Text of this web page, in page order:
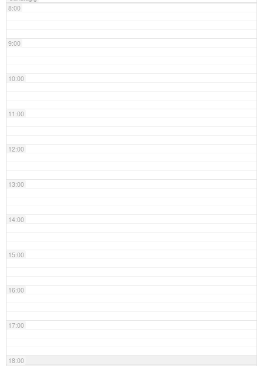
8:00
9:00
10:00
11:00
12:00
13:00
14:00
15:00
16:00
17:00
18:00